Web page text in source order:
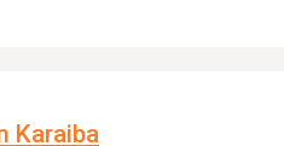
Karaiba